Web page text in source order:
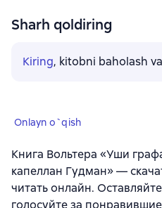
Sharh qoldiring
Kiring, kitobni baholash
Onlayn o`qish
Книга Вольтера «Уши
капеллан Гудман» —
читать онлайн.
голосуйте за